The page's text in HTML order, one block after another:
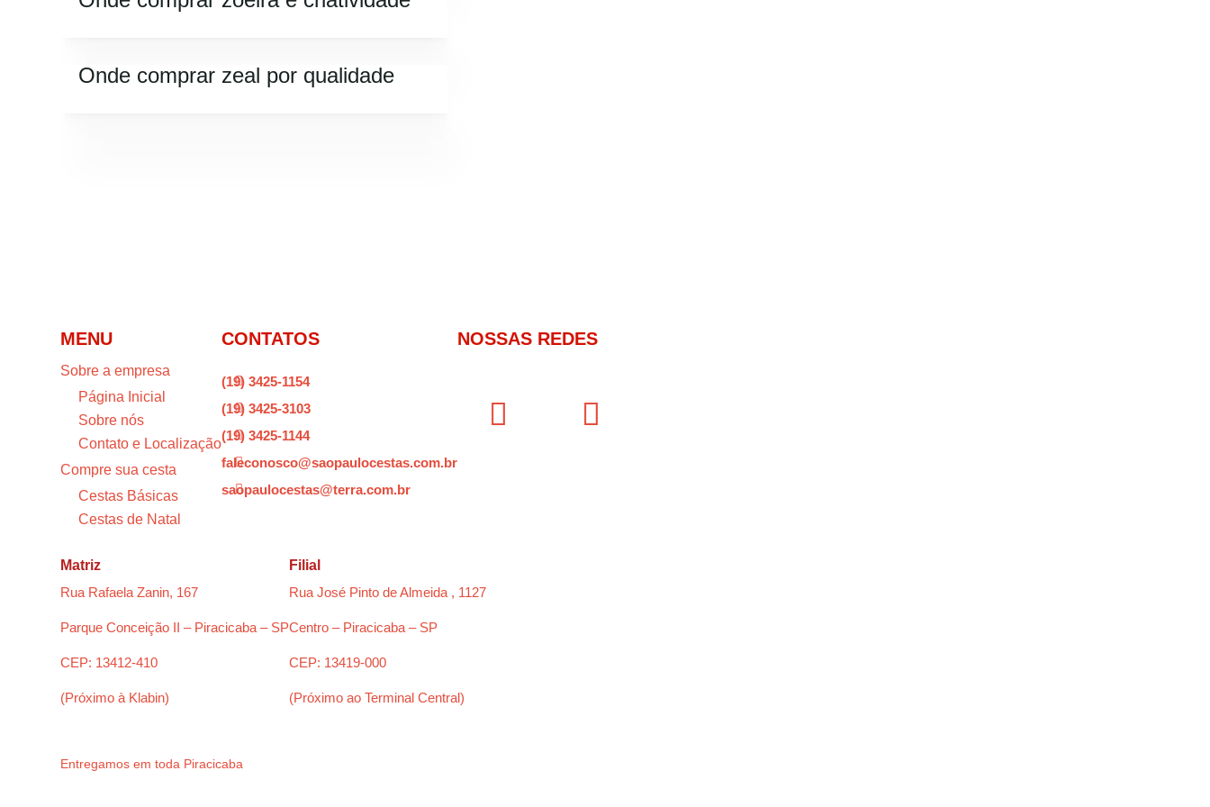
Onde comprar zeal por qualidade
MENU
Sobre a empresa
Página Inicial
Sobre nós
Contato e Localização
Compre sua cesta
Cestas Básicas
Cestas de Natal
CONTATOS

(19) 3425-1154

(19) 3425-3103

(19) 3425-1144

faleconosco@saopaulocestas.com.br

saopaulocestas@terra.com.br
NOSSAS REDES
Matriz
Rua Rafaela Zanin, 167
Parque Conceição II – Piracicaba – SP
CEP: 13412-410
(Próximo à Klabin)
Filial
Rua José Pinto de Almeida , 1127
Centro – Piracicaba – SP
CEP: 13419-000
(Próximo ao Terminal Central)
Entregamos em toda Piracicaba